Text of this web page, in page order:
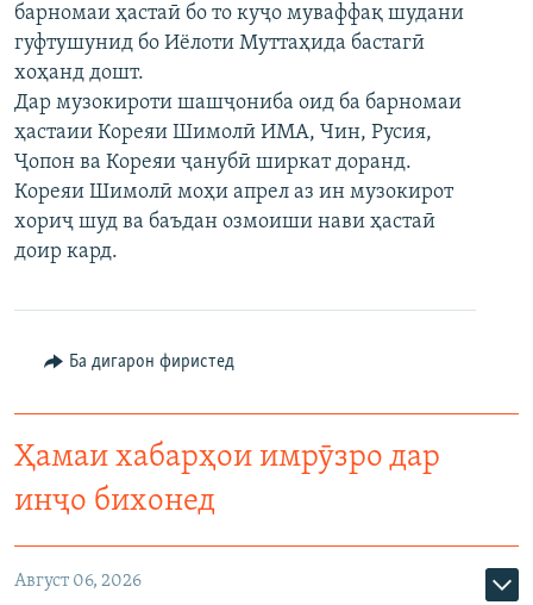
ПАЙГИРӢ КУНЕД
Ҳамаи сомонаҳои RFE/RL
барномаи ҳастаӣ бо то куҷо муваффақ шудани
гуфтушунид бо Иёлоти Муттаҳида бастагӣ
хоҳанд дошт.
Дар музокироти шашҷониба оид ба барномаи
ҳастаии Кореяи Шимолӣ ИМА, Чин, Русия,
Ҷопон ва Кореяи ҷанубӣ ширкат доранд.
Кореяи Шимолӣ моҳи апрел аз ин музокирот
хориҷ шуд ва баъдан озмоиши нави ҳастаӣ
доир кард.
Ба дигарон фиристед
Ҳамаи хабарҳои имрӯзро дар
инҷо бихонед
Август 06, 2026